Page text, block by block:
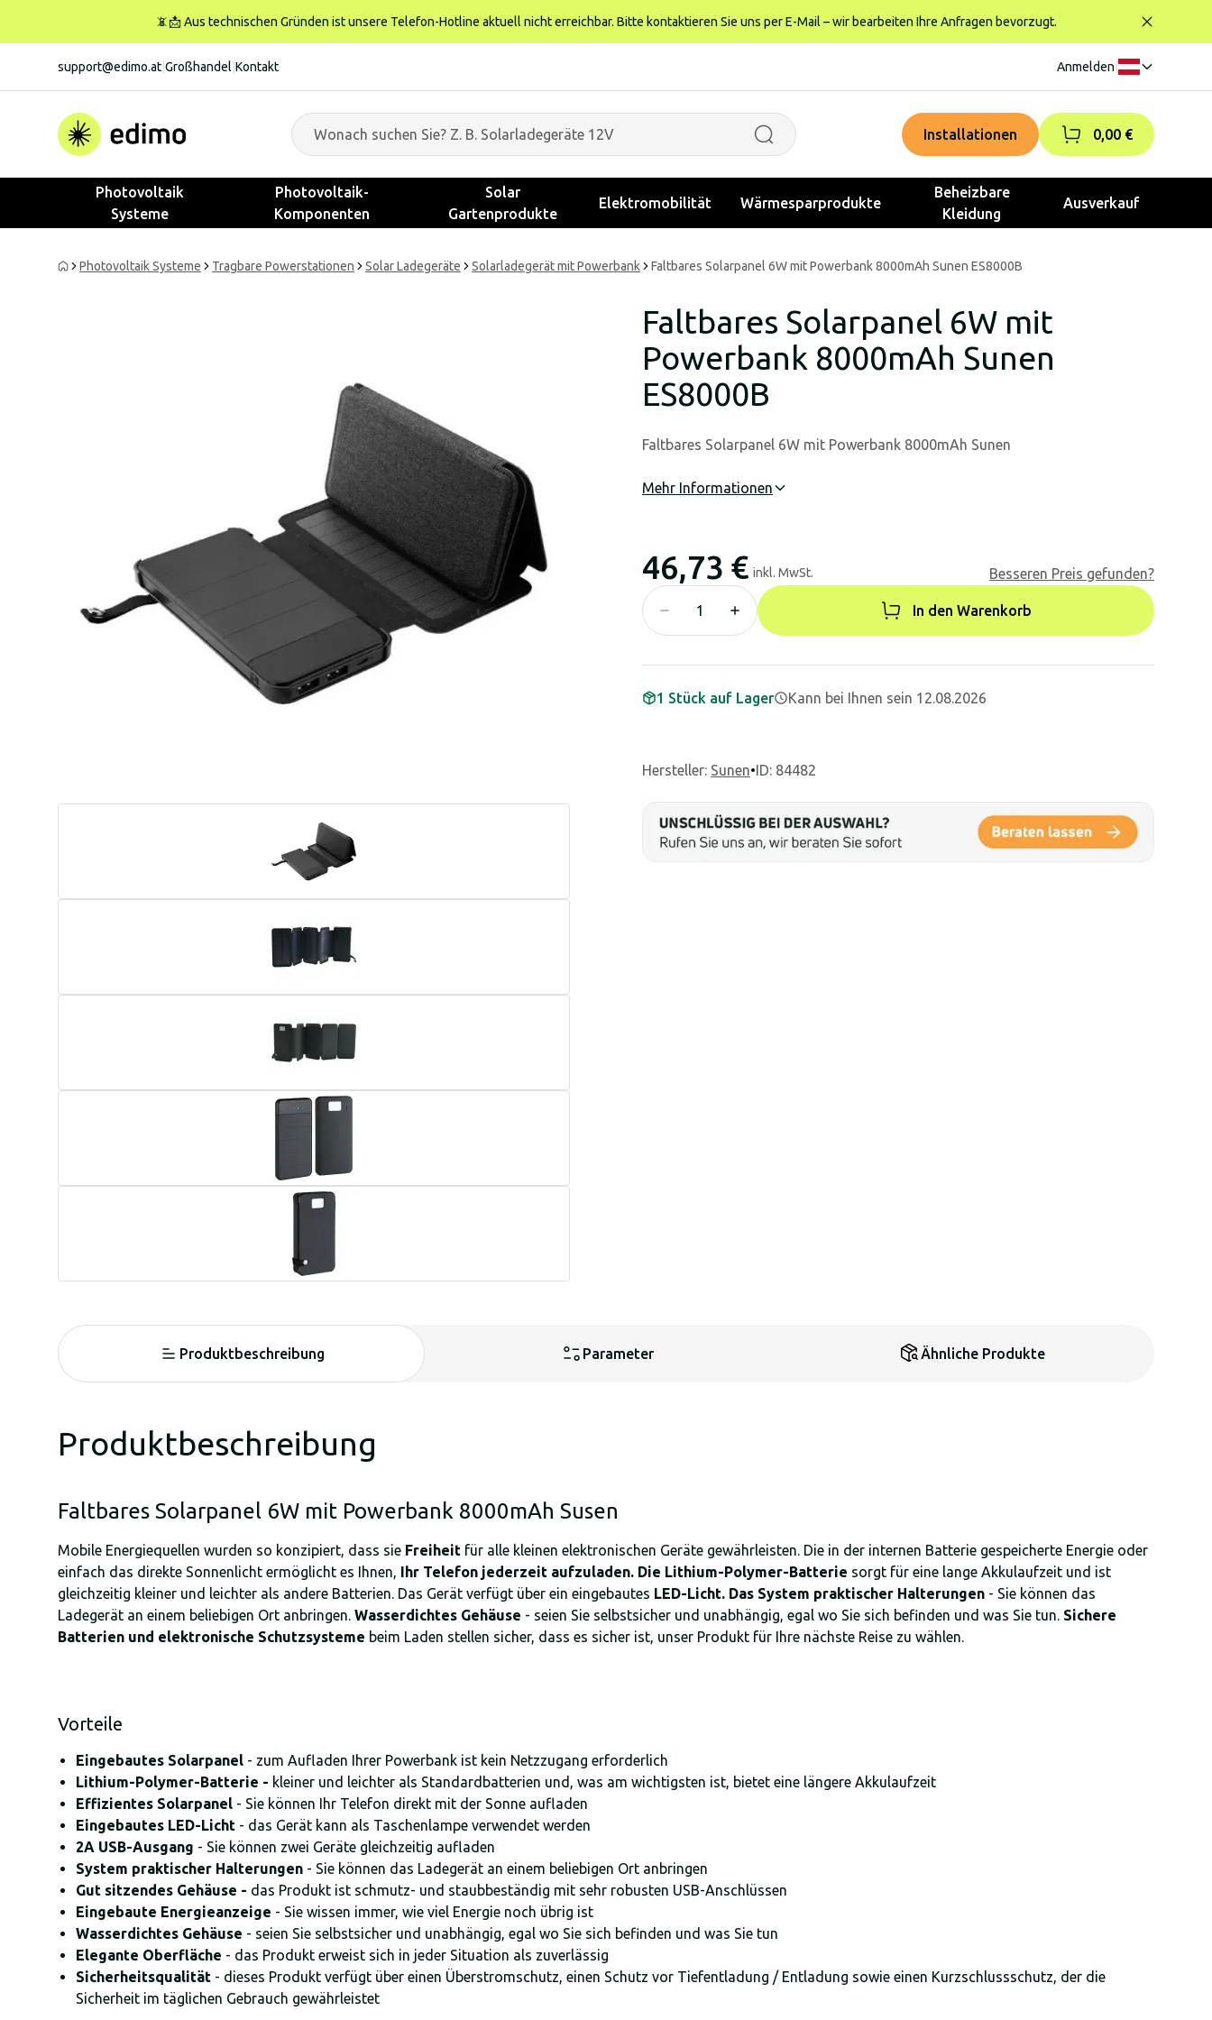
📵📩 Aus technischen Gründen ist unsere Telefon-Hotline aktuell nicht erreichbar. Bitte kontaktieren Sie uns per E-Mail – wir bearbeiten Ihre Anfragen bevorzugt.
support@edimo.at Großhandel Kontakt Anmelden
Installationen 0,00 €
Photovoltaik
Systeme
Photovoltaik-
Komponenten
Solar
Gartenprodukte
Elektromobilität Wärmesparprodukte
Beheizbare
Kleidung
Ausverkauf
Photovoltaik Systeme Tragbare Powerstationen Solar Ladegeräte Solarladegerät mit Powerbank Faltbares Solarpanel 6W mit Powerbank 8000mAh Sunen ES8000B
Faltbares Solarpanel 6W mit
Powerbank 8000mAh Sunen
ES8000B
Faltbares Solarpanel 6W mit Powerbank 8000mAh Sunen
Mehr Informationen
46,73 € inkl. MwSt. Besseren Preis gefunden?
In den Warenkorb
1 Stück auf Lager Kann bei Ihnen sein 12.08.2026
Hersteller: Sunen•ID: 84482
Produktbeschreibung Parameter Ähnliche Produkte
Produktbeschreibung
Faltbares Solarpanel 6W mit Powerbank 8000mAh Susen
Mobile Energiequellen wurden so konzipiert, dass sie Freiheit für alle kleinen elektronischen Geräte gewährleisten. Die in der internen Batterie gespeicherte Energie oder
einfach das direkte Sonnenlicht ermöglicht es Ihnen, Ihr Telefon jederzeit aufzuladen. Die Lithium-Polymer-Batterie sorgt für eine lange Akkulaufzeit und ist
gleichzeitig kleiner und leichter als andere Batterien. Das Gerät verfügt über ein eingebautes LED-Licht. Das System praktischer Halterungen - Sie können das
Ladegerät an einem beliebigen Ort anbringen. Wasserdichtes Gehäuse - seien Sie selbstsicher und unabhängig, egal wo Sie sich befinden und was Sie tun. Sichere
Batterien und elektronische Schutzsysteme beim Laden stellen sicher, dass es sicher ist, unser Produkt für Ihre nächste Reise zu wählen.
Vorteile
Eingebautes Solarpanel - zum Aufladen Ihrer Powerbank ist kein Netzzugang erforderlich
Lithium-Polymer-Batterie - kleiner und leichter als Standardbatterien und, was am wichtigsten ist, bietet eine längere Akkulaufzeit
Effizientes Solarpanel - Sie können Ihr Telefon direkt mit der Sonne aufladen
Eingebautes LED-Licht - das Gerät kann als Taschenlampe verwendet werden
2A USB-Ausgang - Sie können zwei Geräte gleichzeitig aufladen
System praktischer Halterungen - Sie können das Ladegerät an einem beliebigen Ort anbringen
Gut sitzendes Gehäuse - das Produkt ist schmutz- und staubbeständig mit sehr robusten USB-Anschlüssen
Eingebaute Energieanzeige - Sie wissen immer, wie viel Energie noch übrig ist
Wasserdichtes Gehäuse - seien Sie selbstsicher und unabhängig, egal wo Sie sich befinden und was Sie tun
Elegante Oberfläche - das Produkt erweist sich in jeder Situation als zuverlässig
Sicherheitsqualität - dieses Produkt verfügt über einen Überstromschutz, einen Schutz vor Tiefentladung / Entladung sowie einen Kurzschlussschutz, der die
Sicherheit im täglichen Gebrauch gewährleistet